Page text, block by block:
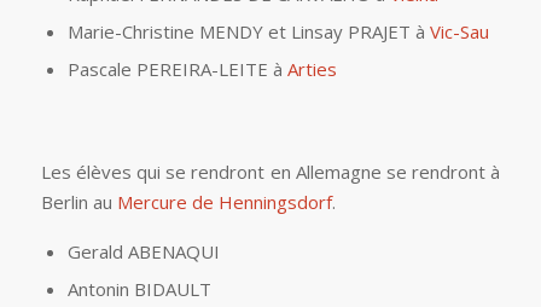
Marie-Christine MENDY et Linsay PRAJET à Vic-Sau
Pascale PEREIRA-LEITE à Arties
Les élèves qui se rendront en Allemagne se rendront à
Berlin au Mercure de Henningsdorf.
Gerald ABENAQUI
Antonin BIDAULT